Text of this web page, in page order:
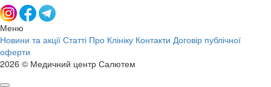
Меню
Новини та акції Статті Про Клініку Контакти Договір публічної
оферти
2026 © Медичний центр Салютем